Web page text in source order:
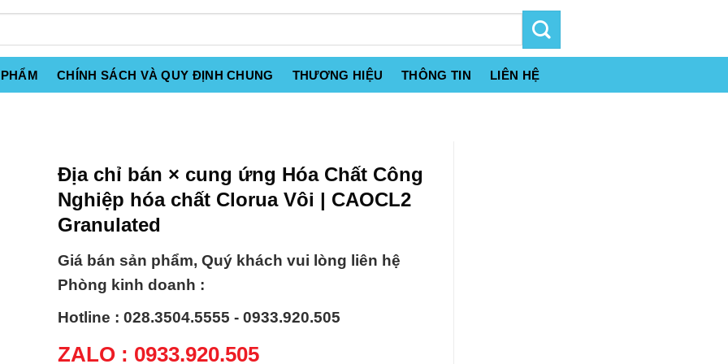
CHÍNH SÁCH VÀ QUY ĐỊNH CHUNG THƯƠNG HIỆU THÔNG TIN LIÊN HỆ
Địa chỉ bán × cung ứng Hóa Chất Công
Nghiệp hóa chất Clorua Vôi | CAOCL2
Granulated
Giá bán sản phẩm, Quý khách vui lòng liên hệ
Phòng kinh doanh :
Hotline : 028.3504.5555 - 0933.920.505
ZALO : 0933.920.505